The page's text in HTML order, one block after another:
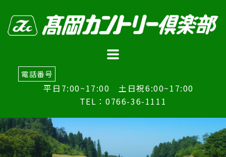
電話番号
平日7:00~17:00 土日祝6:00~17:00
TEL：0766-36-1111